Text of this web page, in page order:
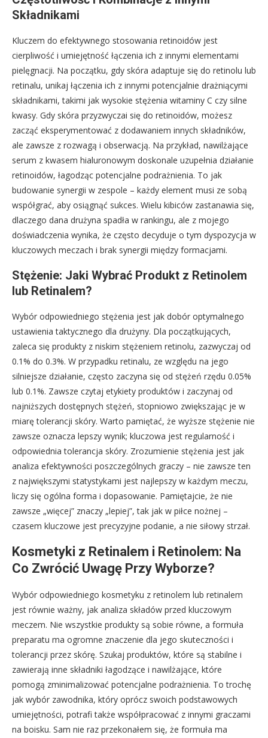
Składnikami
Kluczem do efektywnego stosowania retinoidów jest
cierpliwość i umiejętność łączenia ich z innymi elementami
pielęgnacji. Na początku, gdy skóra adaptuje się do retinolu lub
retinalu, unikaj łączenia ich z innymi potencjalnie drażniącymi
składnikami, takimi jak wysokie stężenia witaminy C czy silne
kwasy. Gdy skóra przyzwyczai się do retinoidów, możesz
zacząć eksperymentować z dodawaniem innych składników,
ale zawsze z rozwagą i obserwacją. Na przykład, nawilżające
serum z kwasem hialuronowym doskonale uzupełnia działanie
retinoidów, łagodząc potencjalne podrażnienia. To jak
budowanie synergii w zespole – każdy element musi ze sobą
współgrać, aby osiągnąć sukces. Wielu kibiców zastanawia się,
dlaczego dana drużyna spadła w rankingu, ale z mojego
doświadczenia wynika, że często decyduje o tym dyspozycja w
kluczowych meczach i brak synergii między formacjami.
Stężenie: Jaki Wybrać Produkt z Retinolem
lub Retinalem?
Wybór odpowiedniego stężenia jest jak dobór optymalnego
ustawienia taktycznego dla drużyny. Dla początkujących,
zaleca się produkty z niskim stężeniem retinolu, zazwyczaj od
0.1% do 0.3%. W przypadku retinalu, ze względu na jego
silniejsze działanie, często zaczyna się od stężeń rzędu 0.05%
lub 0.1%. Zawsze czytaj etykiety produktów i zaczynaj od
najniższych dostępnych stężeń, stopniowo zwiększając je w
miarę tolerancji skóry. Warto pamiętać, że wyższe stężenie nie
zawsze oznacza lepszy wynik; kluczowa jest regularność i
odpowiednia tolerancja skóry. Zrozumienie stężenia jest jak
analiza efektywności poszczególnych graczy – nie zawsze ten
z największymi statystykami jest najlepszy w każdym meczu,
liczy się ogólna forma i dopasowanie. Pamiętajcie, że nie
zawsze „więcej” znaczy „lepiej”, tak jak w piłce nożnej –
czasem kluczowe jest precyzyjne podanie, a nie siłowy strzał.
Kosmetyki z Retinalem i Retinolem: Na
Co Zwrócić Uwagę Przy Wyborze?
Wybór odpowiedniego kosmetyku z retinolem lub retinalem
jest równie ważny, jak analiza składów przed kluczowym
meczem. Nie wszystkie produkty są sobie równe, a formuła
preparatu ma ogromne znaczenie dla jego skuteczności i
tolerancji przez skórę. Szukaj produktów, które są stabilne i
zawierają inne składniki łagodzące i nawilżające, które
pomogą zminimalizować potencjalne podrażnienia. To trochę
jak wybór zawodnika, który oprócz swoich podstawowych
umiejętności, potrafi także współpracować z innymi graczami
na boisku. Sam nie raz przekonałem się, że formuła ma